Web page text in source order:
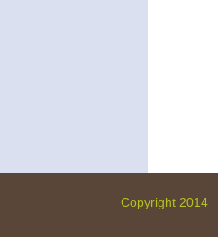
Copyright 2014